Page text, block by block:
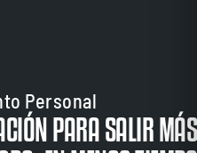
Personal
PARA SALIR MÁS